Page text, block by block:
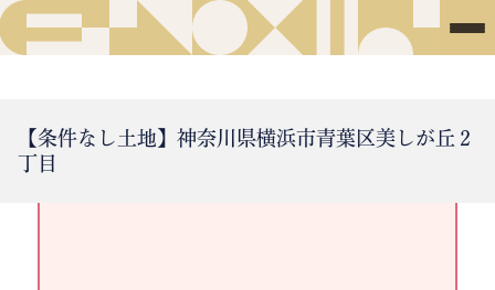
【条件なし土地】神奈川県横浜市青葉区美しが丘２
丁目